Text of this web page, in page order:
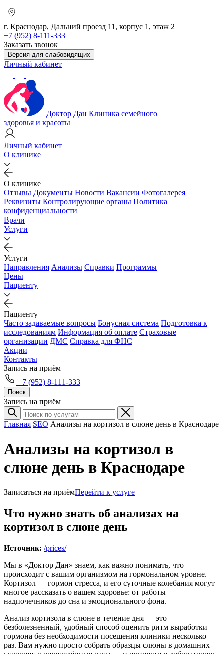
г. Краснодар, Дальний проезд 11, корпус 1, этаж 2
+7 (952) 8-111-333
Заказать звонок
Версия для слабовидящих
Личный кабинет
Доктор Дан Клиника семейного
здоровья и красоты
Личный кабинет
О клинике
О клинике
Отзывы Документы Новости Вакансии Фотогалерея
Реквизиты Контролирующие органы Политика
конфиденциальности
Врачи
Услуги
Услуги
Направления Анализы Справки Программы
Цены
Пациенту
Пациенту
Часто задаваемые вопросы Бонусная система Подготовка к
исследованиям Информация об оплате Страховые
организации ДМС Справка для ФНС
Акции
Контакты
Запись на приём
+7 (952) 8-111-333
Поиск
Запись на приём
Главная SEO Анализы на кортизол в слюне день в Краснодаре
Анализы на кортизол в
слюне день в Краснодаре
Записаться на приёмПерейти к услуге
Что нужно знать об анализах на
кортизол в слюне день
Источник: /prices/
Мы в «Доктор Дан» знаем, как важно понимать, что
происходит с вашим организмом на гормональном уровне.
Кортизол — гормон стресса, и его суточные колебания могут
многое рассказать о вашем здоровье: от работы
надпочечников до сна и эмоционального фона.
Анализ кортизола в слюне в течение дня — это
безболезненный, удобный способ оценить ритм выработки
гормона без необходимости посещения клиники несколько
раз. Вам нужно просто собрать образцы слюны в домашних